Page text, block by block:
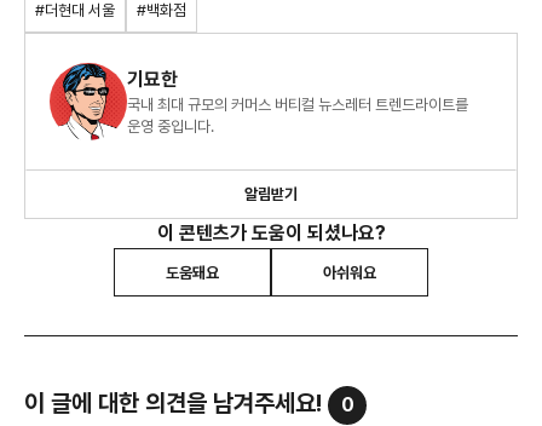
#더현대 서울 #백화점
기묘한
국내 최대 규모의 커머스 버티컬 뉴스레터 트렌드라이트를
운영 중입니다.
알림받기
이 콘텐츠가 도움이 되셨나요?
도움돼요 아쉬워요
이 글에 대한 의견을 남겨주세요! 0